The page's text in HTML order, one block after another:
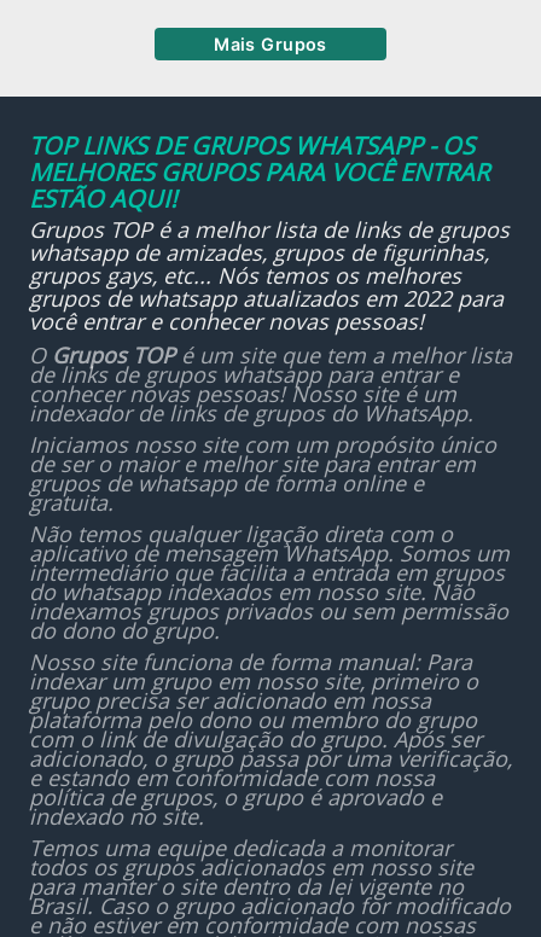
Mais Grupos
TOP LINKS DE GRUPOS WHATSAPP - OS
MELHORES GRUPOS PARA VOCÊ ENTRAR
ESTÃO AQUI!
Grupos TOP é a melhor lista de links de grupos
whatsapp de amizades, grupos de figurinhas,
grupos gays, etc... Nós temos os melhores
grupos de whatsapp atualizados em 2022 para
você entrar e conhecer novas pessoas!
O Grupos TOPé um site que tem a melhor lista
de links de grupos whatsapp para entrar e
conhecer novas pessoas! Nosso site é um
indexador de links de grupos do WhatsApp.
Iniciamos nosso site com um propósito único
de ser o maior e melhor site para entrar em
grupos de whatsapp de forma online e
gratuita.
Não temos qualquer ligação direta com o
aplicativo de mensagem WhatsApp. Somos um
intermediário que facilita a entrada em grupos
do whatsapp indexados em nosso site. Não
indexamos grupos privados ou sem permissão
do dono do grupo.
Nosso site funciona de forma manual: Para
indexar um grupo em nosso site, primeiro o
grupo precisa ser adicionado em nossa
plataforma pelo dono ou membro do grupo
com o link de divulgação do grupo. Após ser
adicionado, o grupo passa por uma verificação,
e estando em conformidade com nossa
política de grupos, o grupo é aprovado e
indexado no site.
Temos uma equipe dedicada a monitorar
todos os grupos adicionados em nosso site
para manter o site dentro da lei vigente no
Brasil. Caso o grupo adicionado for modificado
e não estiver em conformidade com nossas